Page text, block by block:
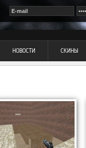
НОВОСТИ СКИНЫ